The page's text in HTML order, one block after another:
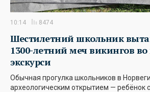
10:14 8474
Шестилетний школьник
1300-летний меч викингов
экскурси
Обычная прогулка школьников в
археологическим открытием — ребёнок